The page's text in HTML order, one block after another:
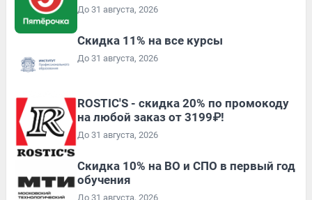
До 31 августа, 2026
Скидка 11% на все курсы
До 31 августа, 2026
ROSTIC'S - скидка 20% по промокоду
на любой заказ от 3199₽!
До 31 августа, 2026
Скидка 10% на ВО и СПО в первый год
обучения
До 31 августа, 2026